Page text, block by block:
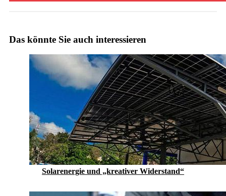
Das könnte Sie auch interessieren
Solarenergie und „kreativer Widerstand“